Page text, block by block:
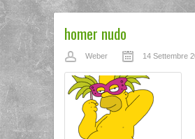
homer nudo
Weber 14 Settembre